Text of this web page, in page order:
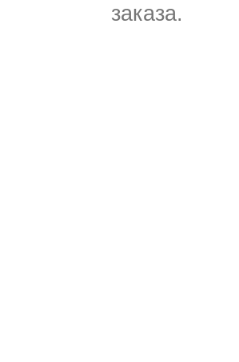
заказа.